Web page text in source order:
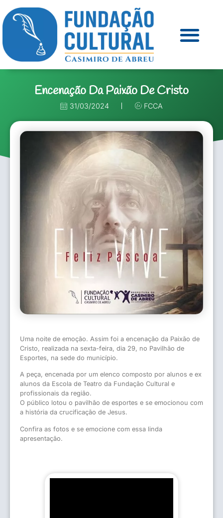
Encenação Da Paixão De Cristo
31/03/2024 FCCA
Uma noite de emoção. Assim foi a encenação da Paixão de
Cristo, realizada na sexta-feira, dia 29, no Pavilhão de
Esportes, na sede do município.
A peça, encenada por um elenco composto por alunos e ex
alunos da Escola de Teatro da Fundação Cultural e
profissionais da região.
O público lotou o pavilhão de esportes e se emocionou com
a história da crucificação de Jesus.
Confira as fotos e se emocione com essa linda
apresentação.